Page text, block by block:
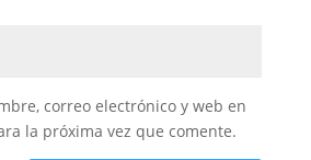
correo electrónico y web en
la próxima vez que comente.